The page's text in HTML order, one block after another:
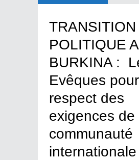
TRANSITION
POLITIQUE
BURKINA :
Evêques
respect des
exigences de
communauté